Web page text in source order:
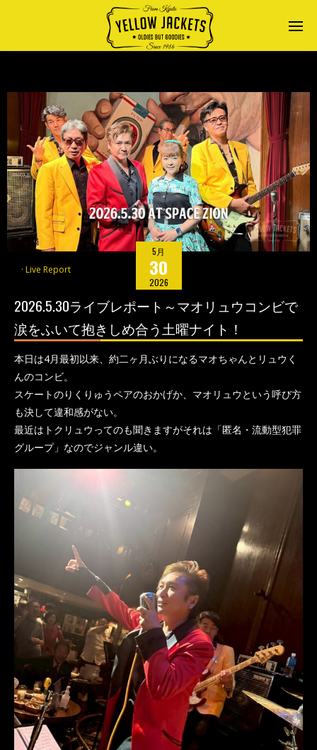
5月
30
2026
Live Report
2026.5.30ライブレポート～マオリュウコンビで
涙をふいて抱きしめ合う土曜ナイト！
本日は4月最初以来、約二ヶ月ぶりになるマオちゃんとリュウく
んのコンビ。
スケートのりくりゅうペアのおかげか、マオリュウという呼び方
も決して違和感がない。
最近はトクリュウってのも聞きますがそれは「匿名・流動型犯罪
グループ」なのでジャンル違い。